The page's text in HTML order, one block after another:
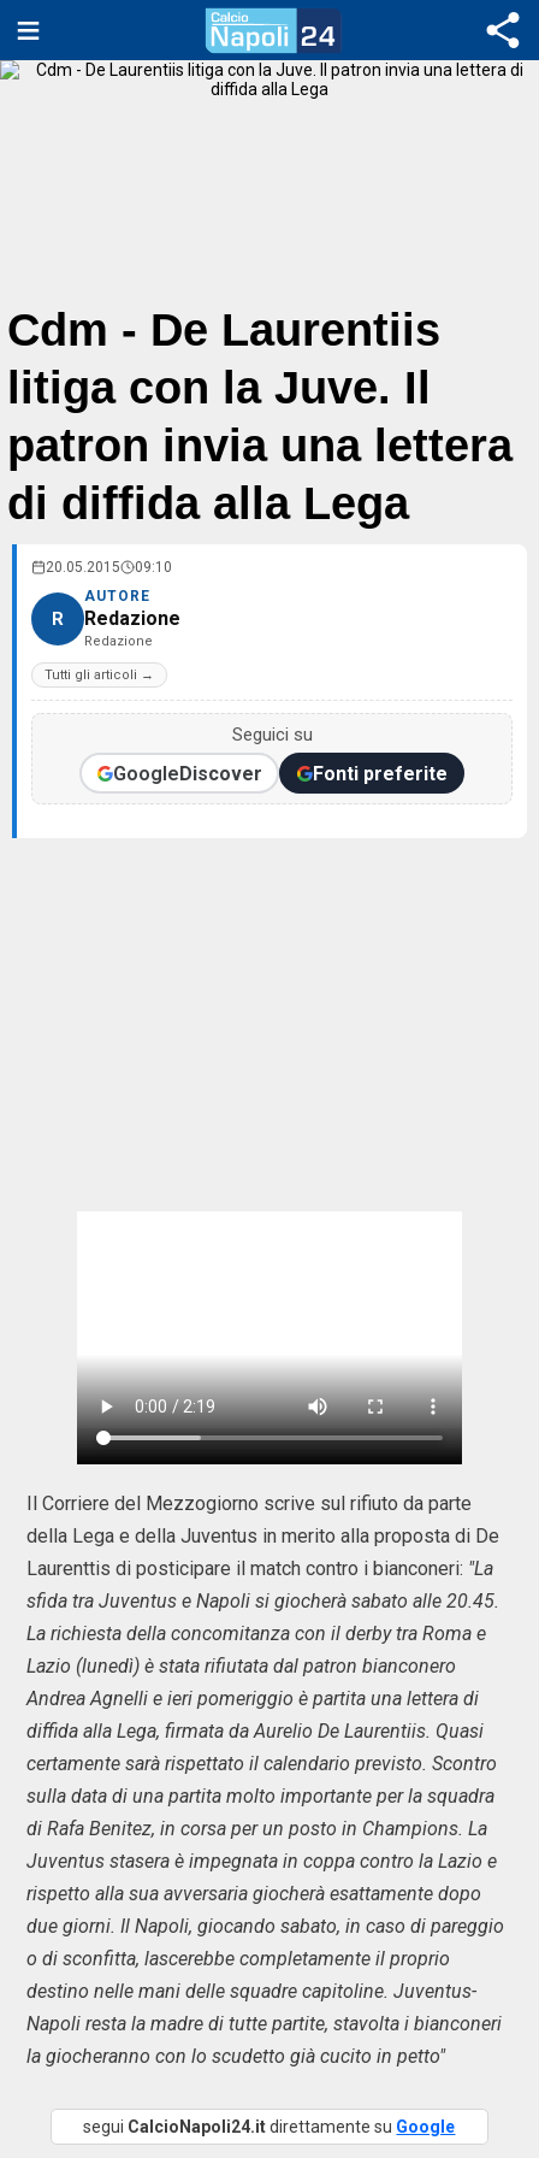
Cdm - De Laurentiis
litiga con la Juve. Il
patron invia una lettera
di diffida alla Lega
20.05.2015 09:10
R
AUTORE
Redazione
Redazione
Tutti gli articoli →
Seguici su
GoogleDiscover Fonti preferite
Il Corriere del Mezzogiorno scrive sul rifiuto da parte
della Lega e della Juventus in merito alla proposta di De
Laurenttis di posticipare il match contro i bianconeri: "La
sfida tra Juventus e Napoli si giocherà sabato alle 20.45.
La richiesta della concomitanza con il derby tra Roma e
Lazio (lunedì) è stata rifiutata dal patron bianconero
Andrea Agnelli e ieri pomeriggio è partita una lettera di
diffida alla Lega, firmata da Aurelio De Laurentiis. Quasi
certamente sarà rispettato il calendario previsto. Scontro
sulla data di una partita molto importante per la squadra
di Rafa Benitez, in corsa per un posto in Champions. La
Juventus stasera è impegnata in coppa contro la Lazio e
rispetto alla sua avversaria giocherà esattamente dopo
due giorni. Il Napoli, giocando sabato, in caso di pareggio
o di sconfitta, lascerebbe completamente il proprio
destino nelle mani delle squadre capitoline. Juventus-
Napoli resta la madre di tutte partite, stavolta i bianconeri
la giocheranno con lo scudetto già cucito in petto"
segui CalcioNapoli24.itdirettamente su Google